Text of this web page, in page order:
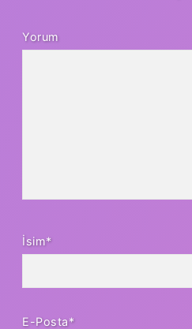
Yorum
İsim*
E-Posta*